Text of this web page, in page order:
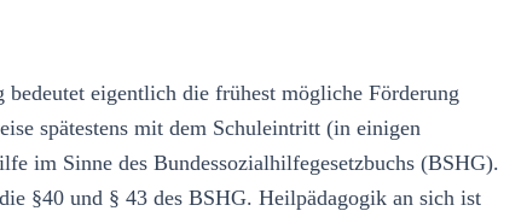
eigentlich die frühest mögliche Förderung
spätestens mit dem Schuleintritt (in einigen
im Sinne des Bundessozialhilfegesetzbuchs (BSHG).
§40 und § 43 des BSHG. Heilpädagogik an sich ist